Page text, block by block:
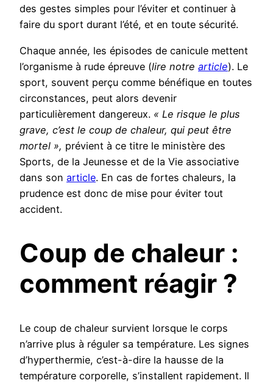
des gestes simples pour l’éviter et continuer à
faire du sport durant l’été, et en toute sécurité.
Chaque année, les épisodes de canicule mettent
l’organisme à rude épreuve (lire notre article). Le
sport, souvent perçu comme bénéfique en toutes
circonstances, peut alors devenir
particulièrement dangereux. « Le risque le plus
grave, c’est le coup de chaleur, qui peut être
mortel », prévient à ce titre le ministère des
Sports, de la Jeunesse et de la Vie associative
dans son article. En cas de fortes chaleurs, la
prudence est donc de mise pour éviter tout
accident.
Coup de chaleur :
comment réagir ?
Le coup de chaleur survient lorsque le corps
n’arrive plus à réguler sa température. Les signes
d’hyperthermie, c’est-à-dire la hausse de la
température corporelle, s’installent rapidement. Il